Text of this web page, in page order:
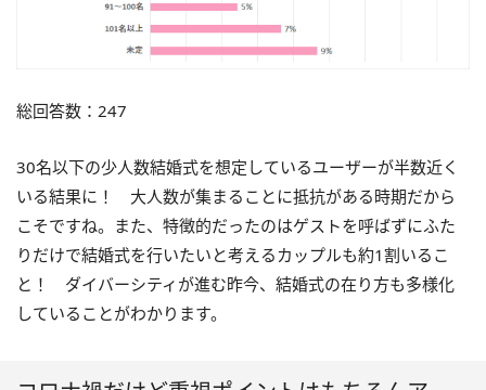
総回答数：247
30名以下の少人数結婚式を想定しているユーザーが半数近く
いる結果に！ 大人数が集まることに抵抗がある時期だから
こそですね。また、特徴的だったのはゲストを呼ばずにふた
りだけで結婚式を行いたいと考えるカップルも約1割いるこ
と！ ダイバーシティが進む昨今、結婚式の在り方も多様化
していることがわかります。